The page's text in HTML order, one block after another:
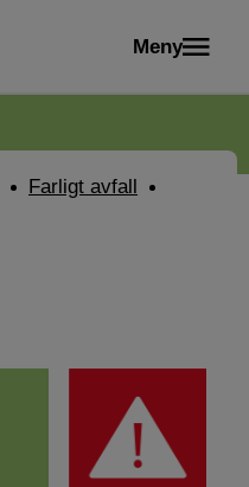
Meny
Farligt avfall